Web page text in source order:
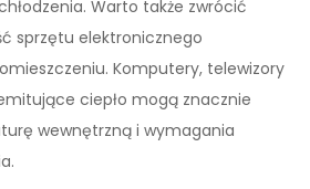
Warto także zwrócić
sprzętu elektronicznego
Komputery, telewizory
ciepło mogą znacznie
wewnętrzną i wymagania